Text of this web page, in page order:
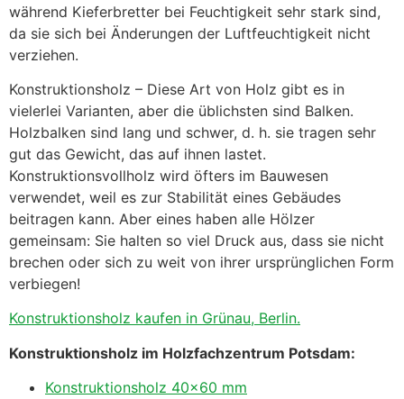
während Kieferbretter bei Feuchtigkeit sehr stark sind,
da sie sich bei Änderungen der Luftfeuchtigkeit nicht
verziehen.
Konstruktionsholz – Diese Art von Holz gibt es in
vielerlei Varianten, aber die üblichsten sind Balken.
Holzbalken sind lang und schwer, d. h. sie tragen sehr
gut das Gewicht, das auf ihnen lastet.
Konstruktionsvollholz wird öfters im Bauwesen
verwendet, weil es zur Stabilität eines Gebäudes
beitragen kann. Aber eines haben alle Hölzer
gemeinsam: Sie halten so viel Druck aus, dass sie nicht
brechen oder sich zu weit von ihrer ursprünglichen Form
verbiegen!
Konstruktionsholz kaufen in Grünau, Berlin.
Konstruktionsholz im Holzfachzentrum Potsdam:
Konstruktionsholz 40×60 mm